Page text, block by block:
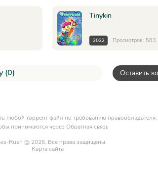
Tinykin
2022 Просмотров: 583
(0) Оставить
любой торрент файл по требованию правообладателя.
принимаются через Обратная связь
Rush @ 2026. Все права защищены.
Карта сайта